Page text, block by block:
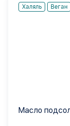
Халяль Веган
Масло